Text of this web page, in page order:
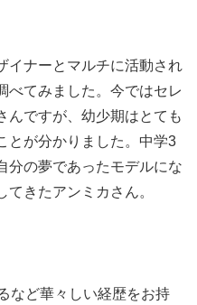
イナーとマルチに活動され
べてみました。今ではセレ
んですが、幼少期はとても
とが分かりました。中学3
分の夢であったモデルにな
きたアンミカさん。
など華々しい経歴をお持